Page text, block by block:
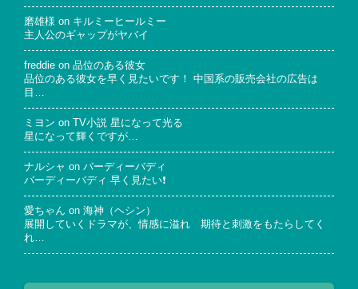
磨雄様 on キルミーヒールミー
主人公のギャップがヤバイ
freddie on 品位のある彼女
品位のある彼女を早く見たいです！ 中国系の販売会社の広告は
目…
ミヨン on TV小説 星になって光る
星になって輝くですが…
ナルシャ on バーディーバディ
バーディーバディ 早く見たい❗
愛ちゃん on 海神（ヘシン）
展開していくドラマが、情感に溢れ 期待と刺激をもたらしてく
れ…